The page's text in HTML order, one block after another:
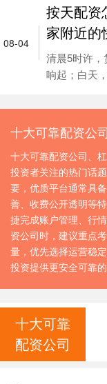
08-04
按天配资
家附近的
清晨5时许
响起；白天
十大可靠配资公司
十大可靠配资公司、
投资者关注的热门话
要，优质平台通常具
善、收费公开透明等
捷完成账户管理、行
资公司时，建议重点
量，优先选择运营稳
投资提供更安全可靠的
十大可靠
配资公司